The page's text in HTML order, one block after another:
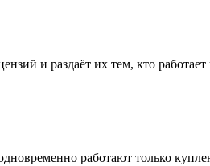
и раздаёт их тем, кто
работают только